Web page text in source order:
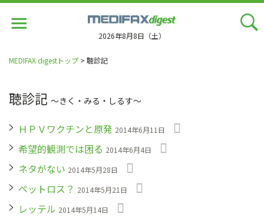
2026年8月8日（土）
MEDIFAX digestトップ > 聴診記
聴診記 〜きく・みる・しるす〜
ＨＰＶワクチンと原発 2014年6月11日
希望的観測では困る 2014年6月4日
ネタがない 2014年5月28日
ペットロス？ 2014年5月21日
レッテル 2014年5月14日